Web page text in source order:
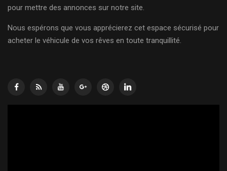
pour mettre des annonces sur notre site.
Nous espérons que vous apprécierez cet espace sécurisé pour
acheter le véhicule de vos rêves en toute tranquillité.